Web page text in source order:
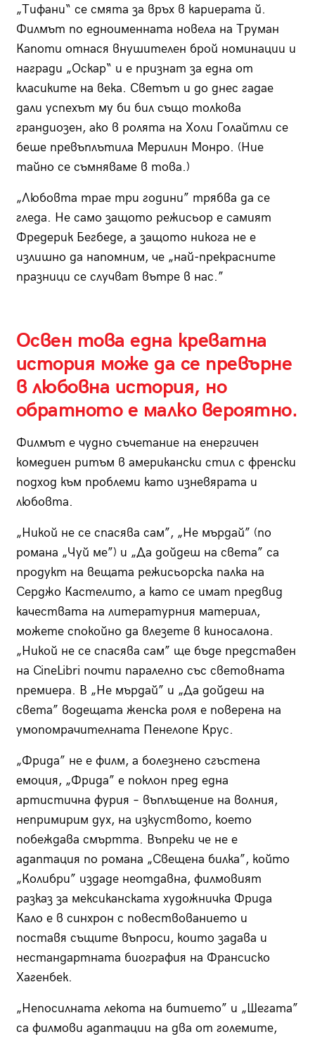
„Тифани“ се смята за връх в кариерата й.
Филмът по едноименната новела на Труман
Капоти отнася внушителен брой номинации и
награди „Оскар“ и е признат за една от
класиките на века. Светът и до днес гадае
дали успехът му би бил също толкова
грандиозен, ако в ролята на Холи Голайтли се
беше превъплътила Мерилин Монро. (Ние
тайно се съмняваме в това.)
„Любовта трае три години” трябва да се
гледа. Не само защото режисьор е самият
Фредерик Бегбеде, а защото никога не е
излишно да напомним, че „най-прекрасните
празници се случват вътре в нас.”
Освен това една креватна
история може да се превърне
в любовна история, но
обратното е малко вероятно.
Филмът е чудно съчетание на енергичен
комедиен ритъм в американски стил с френски
подход към проблеми като изневярата и
любовта.
„Никой не се спасява сам”, „Не мърдай” (по
романа „Чуй ме”) и „Да дойдеш на света” са
продукт на вещата режисьорска палка на
Серджо Кастелито, а като се имат предвид
качествата на литературния материал,
можете спокойно да влезете в киносалона.
„Никой не се спасява сам” ще бъде представен
на CineLibri почти паралелно със световната
премиера. В „Не мърдай” и „Да дойдеш на
света” водещата женска роля е поверена на
умопомрачителната Пенелопе Крус.
„Фрида” не е филм, а болезнено сгъстена
емоция, „Фрида” е поклон пред една
артистична фурия – въплъщение на волния,
непримирим дух, на изкуството, което
побеждава смъртта. Въпреки че не е
адаптация по романа „Свещена билка”, който
„Колибри” издаде неотдавна, филмовият
разказ за мексиканската художничка Фрида
Кало е в синхрон с повествованието и
поставя същите въпроси, които задава и
нестандартната биография на Франсиско
Хагенбек.
„Непосилната лекота на битието” и „Шегата”
са филмови адаптации на два от големите,